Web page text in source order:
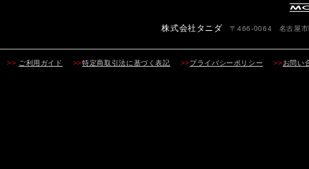
株式会社タニダ 〒466-0064 名古屋市
>> ご利用ガイド >>特定商取引法に基づく表記 >>プライバシーポリシー >>お問い